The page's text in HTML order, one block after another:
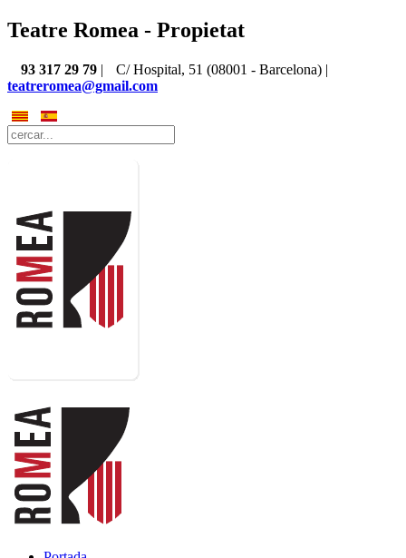
Teatre Romea - Propietat
93 317 29 79 |
C/ Hospital, 51 (08001 - Barcelona) |
teatreromea@gmail.com